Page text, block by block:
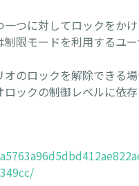
つに対してロックをか
限モードを利用するユ
のロックを解除できる
ックの制御レベルに依